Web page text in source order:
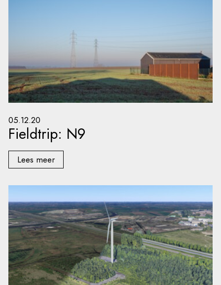
05.12.20
Fieldtrip: N9
Lees meer